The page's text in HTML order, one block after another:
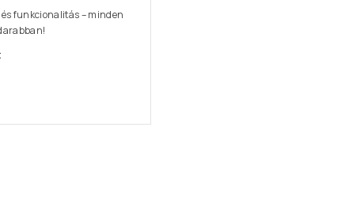
funkcionalitás – minden